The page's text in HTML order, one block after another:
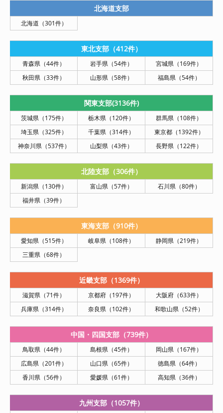
北海道支部
北海道（301件）
東北支部（412件）
青森県（44件） 岩手県（54件）
宮城県（169件）
秋田県（33件）
山形県（58件） 福島県（54件）
関東支部(3136件)
茨城県（175件） 栃木県（120件）
群馬県（108件）
埼玉県（325件）
千葉県（314件）
東京都（1392件）
神奈川県（537件）
山梨県（43件） 長野県（122件）
北陸支部（306件）
新潟県（130件） 富山県（57件）
石川県（80件）
福井県（39件）
東海支部（910件）
愛知県（515件） 岐阜県（108件）
静岡県（219件）
三重県（68件）
近畿支部（1369件）
滋賀県（71件） 京都府（197件）
大阪府（633件）
兵庫県（314件）
奈良県（102件） 和歌山県（52件）
中国・四国支部（739件）
鳥取県（44件） 島根県（45件）
岡山県（167件）
広島県（201件）
山口県（65件）
徳島県（64件）
香川県（56件）
愛媛県（61件） 高知県（36件）
九州支部（1057件）